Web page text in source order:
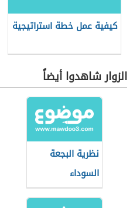
كيفية عمل خطة استراتيجية
الزوار شاهدوا أيضاً
نظرية البجعة
السوداء